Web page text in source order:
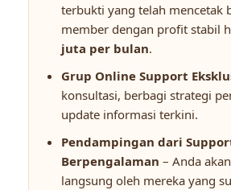
terbukti yang telah mencetak
member dengan profit stabil
juta per bulan.
Grup Online Support
konsultasi, berbagi strategi
update informasi terkini.
Pendampingan dari
Berpengalaman – Anda
langsung oleh mereka yang